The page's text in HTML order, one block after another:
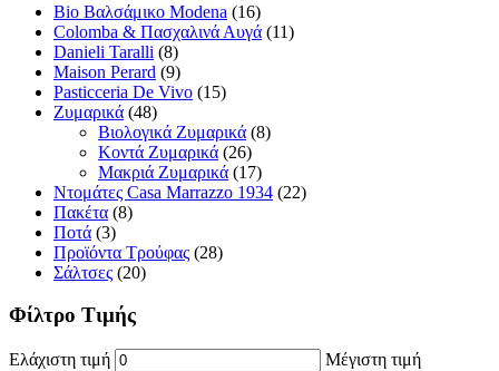
Bio Βαλσάμικο Modena (16)
Colomba & Πασχαλινά Αυγά (11)
Danieli Taralli (8)
Maison Perard (9)
Pasticceria De Vivo (15)
Ζυμαρικά (48)
Βιολογικά Ζυμαρικά (8)
Κοντά Ζυμαρικά (26)
Μακριά Ζυμαρικά (17)
Ντομάτες Casa Marrazzo 1934 (22)
Πακέτα (8)
Ποτά (3)
Προϊόντα Τρούφας (28)
Σάλτσες (20)
Φίλτρο Τιμής
Ελάχιστη τιμή Μέγιστη τιμή